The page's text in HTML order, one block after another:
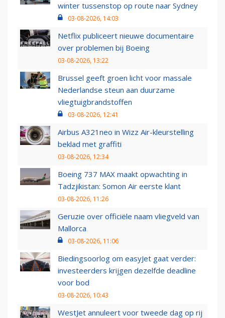
winter tussenstop op route naar Sydney
03-08-2026, 14:03
Netflix publiceert nieuwe documentaire
over problemen bij Boeing
03-08-2026, 13:22
Brussel geeft groen licht voor massale
Nederlandse steun aan duurzame
vliegtuigbrandstoffen
03-08-2026, 12:41
Airbus A321neo in Wizz Air-kleurstelling
beklad met graffiti
03-08-2026, 12:34
Boeing 737 MAX maakt opwachting in
Tadzjikistan: Somon Air eerste klant
03-08-2026, 11:26
Geruzie over officiële naam vliegveld van
Mallorca
03-08-2026, 11:06
Biedingsoorlog om easyJet gaat verder:
investeerders krijgen dezelfde deadline
voor bod
03-08-2026, 10:43
WestJet annuleert voor tweede dag op rij